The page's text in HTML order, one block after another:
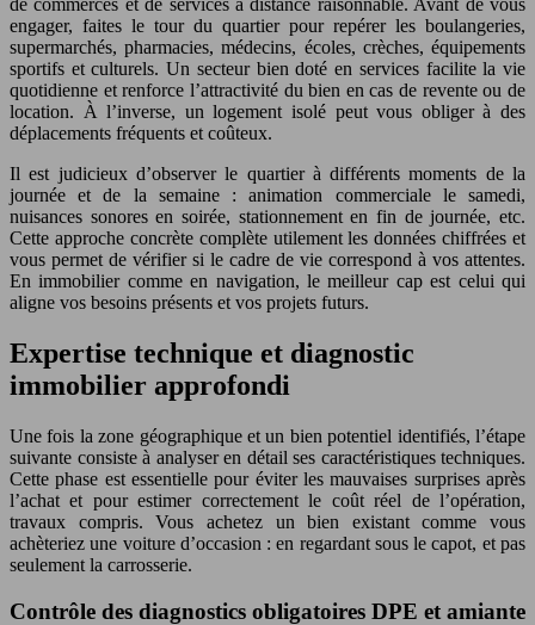
de commerces et de services à distance raisonnable. Avant de vous
engager, faites le tour du quartier pour repérer les boulangeries,
supermarchés, pharmacies, médecins, écoles, crèches, équipements
sportifs et culturels. Un secteur bien doté en services facilite la vie
quotidienne et renforce l’attractivité du bien en cas de revente ou de
location. À l’inverse, un logement isolé peut vous obliger à des
déplacements fréquents et coûteux.
Il est judicieux d’observer le quartier à différents moments de la
journée et de la semaine : animation commerciale le samedi,
nuisances sonores en soirée, stationnement en fin de journée, etc.
Cette approche concrète complète utilement les données chiffrées et
vous permet de vérifier si le cadre de vie correspond à vos attentes.
En immobilier comme en navigation, le meilleur cap est celui qui
aligne vos besoins présents et vos projets futurs.
Expertise technique et diagnostic
immobilier approfondi
Une fois la zone géographique et un bien potentiel identifiés, l’étape
suivante consiste à analyser en détail ses caractéristiques techniques.
Cette phase est essentielle pour éviter les mauvaises surprises après
l’achat et pour estimer correctement le coût réel de l’opération,
travaux compris. Vous achetez un bien existant comme vous
achèteriez une voiture d’occasion : en regardant sous le capot, et pas
seulement la carrosserie.
Contrôle des diagnostics obligatoires DPE et amiante